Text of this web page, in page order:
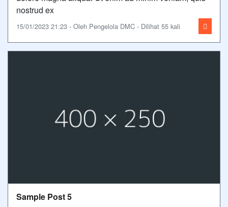
nostrud ex
15/01/2023 21:23 - Oleh Pengelola DMC - Dilihat 55 kali
Sample Post 5